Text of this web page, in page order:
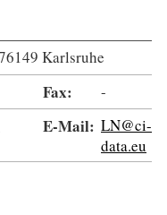
Karlsruhe
Fax: -
E-Mail: LN@ci-
data.eu